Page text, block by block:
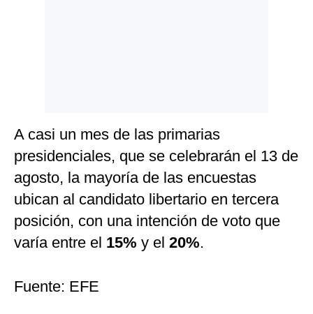
A casi un mes de las primarias
presidenciales, que se celebrarán el 13 de
agosto, la mayoría de las encuestas
ubican al candidato libertario en tercera
posición, con una intención de voto que
varía entre el 15% y el 20%.
Fuente: EFE